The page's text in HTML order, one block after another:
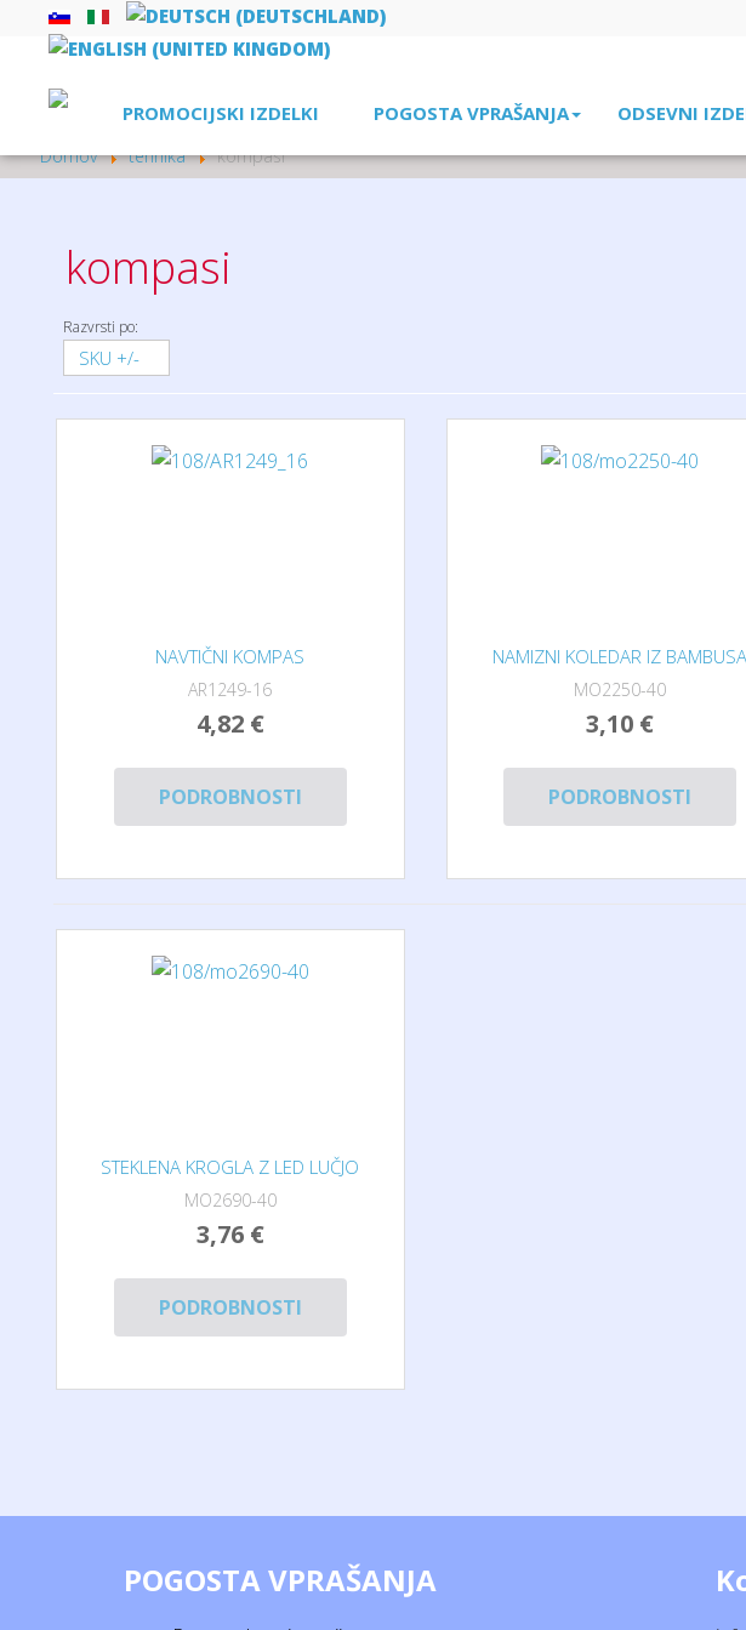
PROMOCIJSKI IZDELKI POGOSTA VPRAŠANJA ODSEVNI
Domov
tehnika kompasi
kompasi
Razvrsti po:
SKU +/-
NAVTIČNI KOMPAS
AR1249-16
4,82 €
PODROBNOSTI
NAMIZNI KOLEDAR IZ BAMBUSA
MO2250-40
3,10 €
PODROBNOSTI
STEKLENA KROGLA Z LED LUČJO
MO2690-40
3,76 €
PODROBNOSTI
POGOSTA VPRAŠANJA